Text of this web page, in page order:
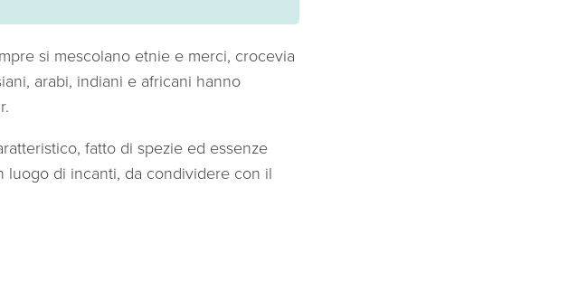
si mescolano etnie e merci, crocevia
arabi, indiani e africani hanno
fatto di spezie ed essenze
luogo di incanti, da condividere con il